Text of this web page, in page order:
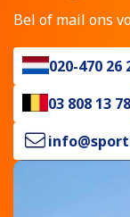
Bel of mail ons
020-470 26
03 808 13 78